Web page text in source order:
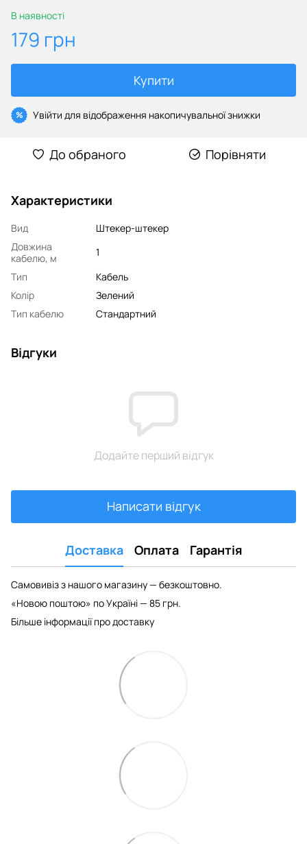
В наявності
179 грн
Купити
% Увійти для відображення накопичувальної знижки
До обраного Порівняти
Характеристики
Вид
Штекер-штекер
Довжина
кабелю, м
1
Тип
Кабель
Колір
Зелений
Тип кабелю
Стандартний
Відгуки
Додайте перший відгук
Написати відгук
Доставка Оплата Гарантія
Самовивіз з нашого магазину — безкоштовно.
«Новою поштою» по Україні — 85 грн.
Більше інформації про доставку